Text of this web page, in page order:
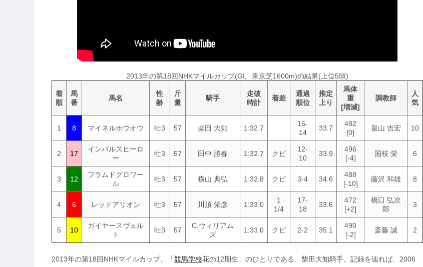
2013年の第18回NHKマイルカップ(GI。東京芝1600m)の結果(上位5頭)
着
順
馬
番
馬名
性
齢
斤
量
騎手
走破
時計
着差
通過
順位
推定
上り
馬体
重
[増減]
調教師
人
気
1 8 マイネルホウオウ 牡3 57 柴田 大知 1:32.7
16-
14
33.7
482
[0]
畠山 吉宏 10
2 17
インパルスヒーロ
ー
牡3 57 田中 勝春 1:32.7 クビ
12-
10
33.9
496
[-4]
国枝 栄 6
3 12
フラムドグロワー
ル
牡3 57 横山 典弘 1:32.8 クビ 3-4 34.6
488
[-10]
藤沢 和雄 8
4 6 レッドアリオン 牡3 57 川須 栄彦 1:33.0
1
1/4
17-
18
33.6
472
[+2]
橋口 弘次
郎
3
5 10
ガイヤースヴェル
ト
牡3 57
C.ウィリアム
ズ
1:33.0 クビ 2-2 35.1
490
[-2]
斎藤 誠 2
2013年の第18回NHKマイルカップ。「競馬学校花の12期生」のひとりである、柴田大知騎手。記録を辿れば、2006